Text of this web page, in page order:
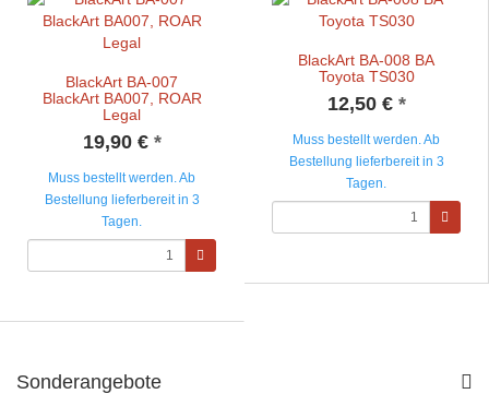
BlackArt BA-007
BlackArt BA007, ROAR
Legal
19,90 € *
Muss bestellt werden. Ab
Bestellung lieferbereit in 3
Tagen.
BlackArt BA-008 BA
Toyota TS030
12,50 € *
Muss bestellt werden. Ab
Bestellung lieferbereit in 3
Tagen.
Sonderangebote